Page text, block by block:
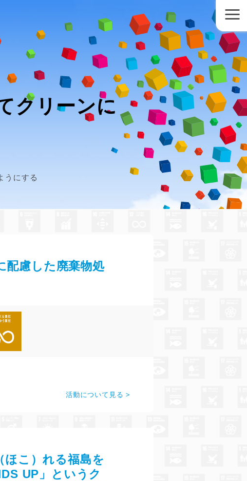
クリーンに
うにする
配慮した廃棄物処
活動について見る
ほこ）れる福島を
UP」というク